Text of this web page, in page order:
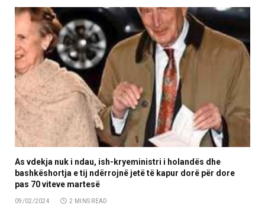
As vdekja nuk i ndau, ish-kryeministri i holandës dhe
bashkëshortja e tij ndërrojnë jetë të kapur dorë për dore
pas 70 viteve martesë
09/02/2024 2 MINS READ